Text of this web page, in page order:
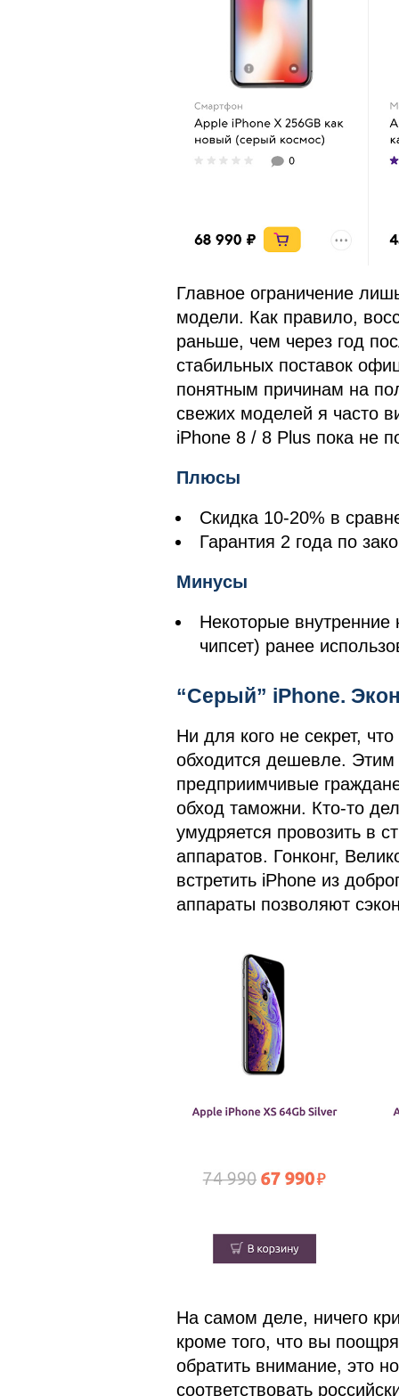
Главное ограничение
модели. Как правило,
раньше, чем через год
стабильных поставок
понятным причинам на
свежих моделей я часто
iPhone 8 / 8 Plus пока не
Плюсы
Скидка 10-20% в
Гарантия 2 года по
Минусы
Некоторые
чипсет) ранее
“Серый” iPhone.
Ни для кого не секрет,
обходится дешевле. Этим
предприимчивые
обход таможни. Кто-то
умудряется провозить в
аппаратов. Гонконг,
встретить iPhone из
аппараты позволяют
На самом деле, ничего
кроме того, что вы
обратить внимание, это
соответствовать